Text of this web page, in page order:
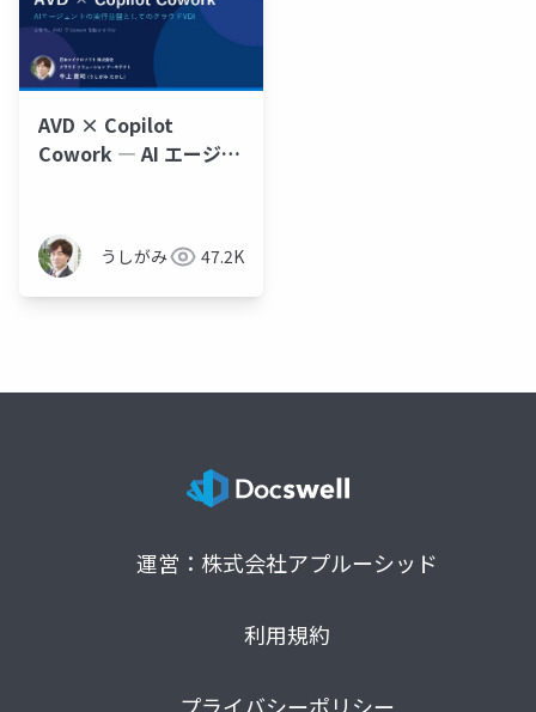
AVD × Copilot
Cowork ― AI エージェ
うしがみ 47.2K
運営：株式会社アプルーシッド
利用規約